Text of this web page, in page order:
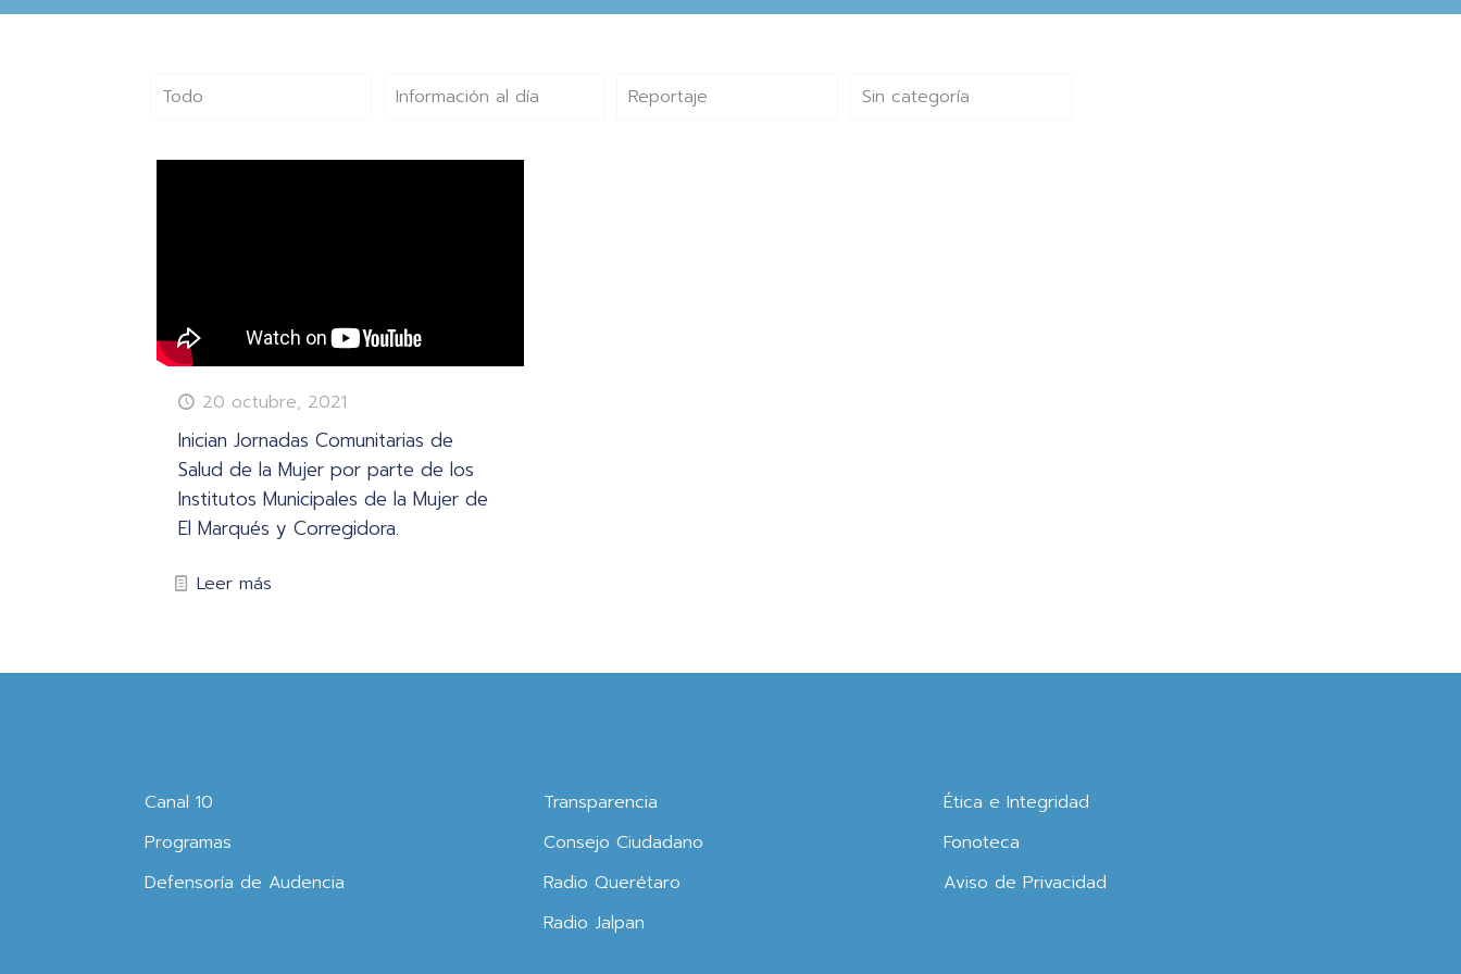
Todo Información al día Reportaje Sin categoría
20 octubre, 2021
Inician Jornadas Comunitarias de
Salud de la Mujer por parte de los
Institutos Municipales de la Mujer de
El Marqués y Corregidora.
Leer más
Canal 10
Programas
Defensoría de Audencia
Transparencia
Consejo Ciudadano
Radio Querétaro
Radio Jalpan
Ética e Integridad
Fonoteca
Aviso de Privacidad